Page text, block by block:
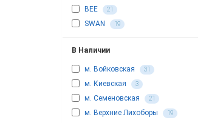
BEE 21
SWAN 19
В Наличии
м. Войковская 31
м. Киевская 3
м. Семеновская 21
м. Верхние Лихоборы 19